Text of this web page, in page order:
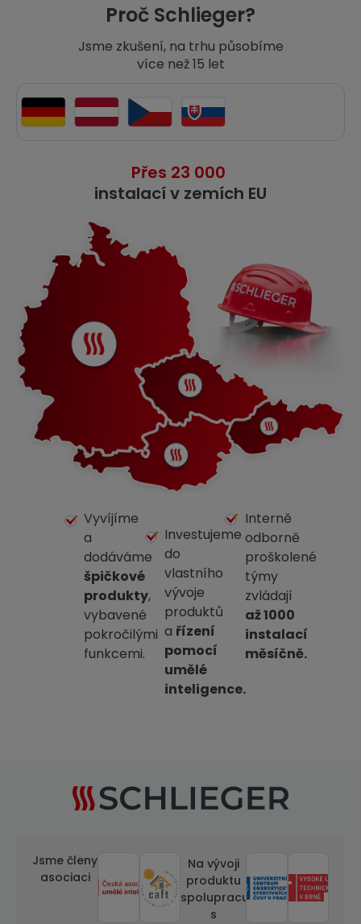
Proč Schlieger?
Jsme zkušení, na trhu působíme
více než 15 let
Přes 23 000
instalací v zemích EU
Vyvíjíme
a
dodáváme
špičkové
produkty,
vybavené
pokročilými
funkcemi.
Investujeme
do
vlastního
vývoje
produktů
a řízení
pomocí
umělé
inteligence.
Interně
odborně
proškolené
týmy
zvládají
až 1000
instalací
měsíčně.
Jsme členy
asociaci
Na vývoji
produktu
spolupracujeme
s